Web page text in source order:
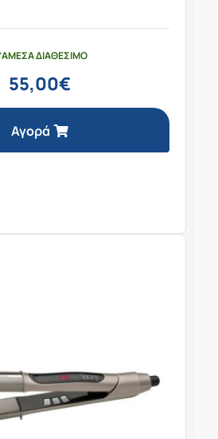
ΆΜΕΣΑ ΔΙΑΘΈΣΙΜΟ
55,00€
Αγορά